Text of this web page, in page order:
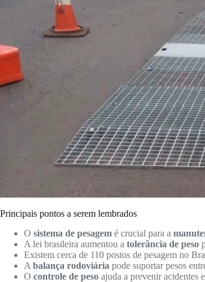
Principais pontos a serem lembrados
O sistema de pesagem é crucial para a
A lei brasileira aumentou a tolerância de peso
Existem cerca de 110 postos de pesagem no
A balança rodoviária pode suportar pesos
O controle de peso ajuda a prevenir acidentes